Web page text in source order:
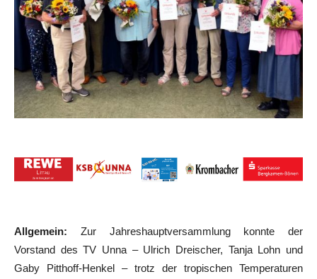
Allgemein: Zur Jahreshauptversammlung konnte der
Vorstand des TV Unna – Ulrich Dreischer, Tanja Lohn und
Gaby Pitthoff-Henkel – trotz der tropischen Temperaturen